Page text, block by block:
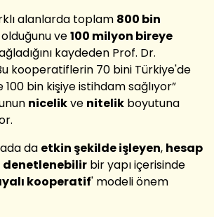
alanlarda toplam 800 bin
olduğunu ve100 milyon bireye
kaydeden Prof. Dr.
kooperatiflerin 70 bini Türkiye'de
bin kişiye istihdam sağlıyor”
nicelikve nitelik boyutuna
da etkin şekilde işleyen, hesap
denetlenebilir bir yapı içerisinde
kooperatif' modeli önem